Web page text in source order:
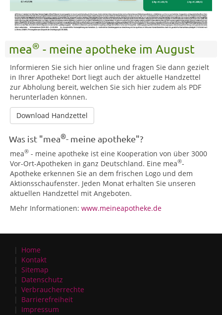
mea® - meine apotheke im August
Informieren Sie sich hier online und fragen Sie dann gezielt
in Ihrer Apotheke! Dort liegt auch der aktuelle Handzettel
zur Abholung bereit, welchen Sie sich hier zudem als PDF
herunterladen können.
Download Handzettel
Was ist "mea®- meine apotheke"?
mea® - meine apotheke ist eine Kooperation von über 3000
Vor-Ort-Apotheken in ganz Deutschland. Eine mea®-
Apotheke erkennen Sie an dem frischen Logo und dem
Aktionsschaufenster. Jeden Monat erhalten Sie unseren
aktuellen Handzettel mit Angeboten.
Mehr Informationen: www.meineapotheke.de
Home
Kontakt
Sitemap
Datenschutz
Verbraucherrechte
Barrierefreiheit
Impressum